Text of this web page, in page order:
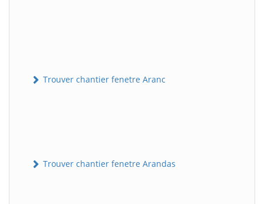
Trouver chantier fenetre Aranc
Trouver chantier fenetre Arandas